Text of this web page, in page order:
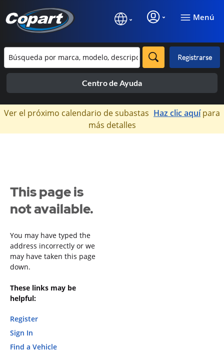
Menú
Registrarse
Centro de Ayuda
×
Ver el próximo calendario de subastas Haz clic aquípara
más detalles
This page is
not available.
You may have typed the
address incorrectly or we
may have taken this page
down.
These links may be
helpful:
Register
Sign In
Find a Vehicle